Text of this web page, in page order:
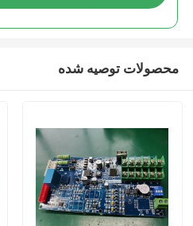
محصولات توصیه شده